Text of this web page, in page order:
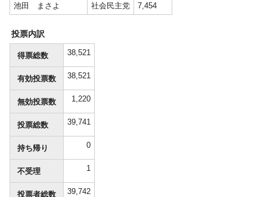
池田 まさよ
社会民主党 7,454
投票内訳
得票総数 38,521
有効投票数 38,521
無効投票数 1,220
投票総数 39,741
持ち帰り 0
不受理 1
投票者総数 39,742